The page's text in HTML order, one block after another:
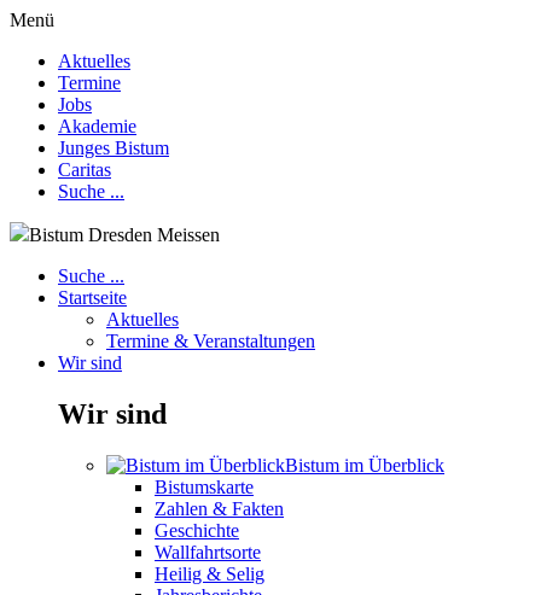
Menü
Aktuelles
Termine
Jobs
Akademie
Junges Bistum
Caritas
Suche ...
Bistum Dresden Meissen
Suche ...
Startseite
Aktuelles
Termine & Veranstaltungen
Wir sind
Wir sind
Bistum im Überblick
Bistumskarte
Zahlen & Fakten
Geschichte
Wallfahrtsorte
Heilig & Selig